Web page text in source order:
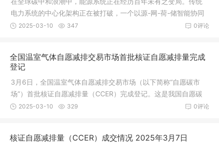
电力系统的中心化架构正在被打破，一个以源-网-荷-储智能协同
为核心
0评论
2025-03-10 347
全国温室气体自愿减排交易市场首批核证自愿减排量完成
登记
3月6日，全国温室气体自愿减排交易市场（以下简称“自愿碳市
场”）首批核证自愿减排量（CCER）完成登记。这是我国自愿碳
市场建设
0评论
2025-03-10 329
核证自愿减排量（CCER）成交情况 2025年3月7日